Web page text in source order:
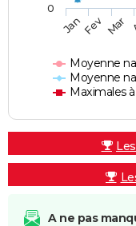
Moyenne
Moyenne
Maximales
JanFev Mar
0
A ne pas